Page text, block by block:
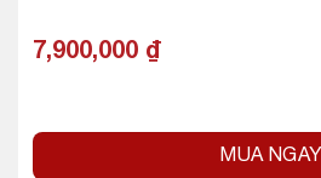
7,900,000 ₫
MUA NGAY